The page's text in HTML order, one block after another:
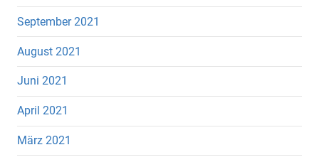
September 2021
August 2021
Juni 2021
April 2021
März 2021